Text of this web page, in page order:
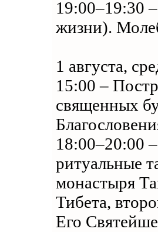
19:00–19:30
жизни).
1 августа,
15:00 –
священных
18:00–20:00
ритуальные
монастыря
Тибета,
Его